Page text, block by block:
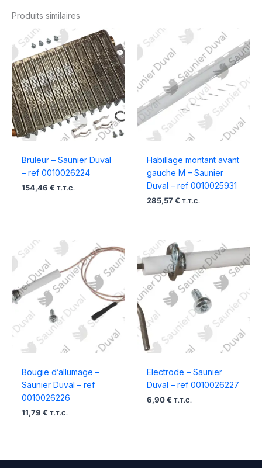
Produits similaires
Bruleur – Saunier Duval
– ref 0010026224
154,46 € T.T.C.
Habillage montant avant
gauche M – Saunier
Duval – ref 0010025931
285,57 € T.T.C.
Bougie d’allumage –
Saunier Duval – ref
0010026226
11,79 € T.T.C.
Electrode – Saunier
Duval – ref 0010026227
6,90 € T.T.C.